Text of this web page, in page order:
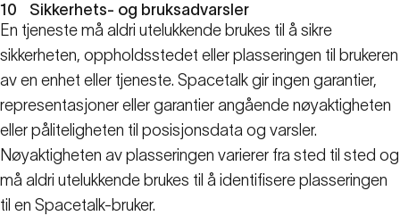
10
Sikkerhets- og bruksadvarsler
En tjeneste må aldri utelukkende brukes til å sikre
sikkerheten, oppholdsstedet eller plasseringen til brukeren
av en enhet eller tjeneste. Spacetalk gir ingen garantier,
representasjoner eller garantier angående nøyaktigheten
eller påliteligheten til posisjonsdata og varsler.
Nøyaktigheten av plasseringen varierer fra sted til sted og
må aldri utelukkende brukes til å identifisere plasseringen
til en Spacetalk-bruker.